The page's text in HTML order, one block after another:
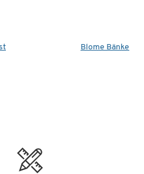
Blome Bänke